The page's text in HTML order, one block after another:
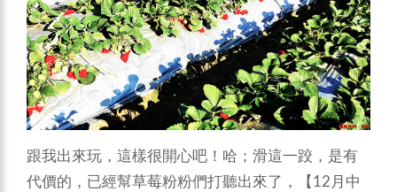
跟我出來玩，這樣很開心吧！哈；滑這一跤，是有
代價的，已經幫草莓粉粉們打聽出來了，【12月中